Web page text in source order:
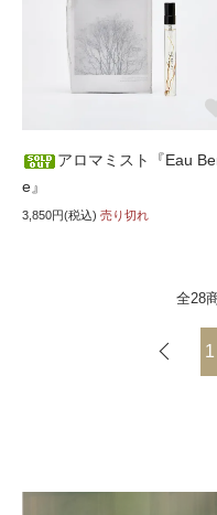
アロマミスト『Eau
e』
3,850円(税込) 売り切れ
全28
1